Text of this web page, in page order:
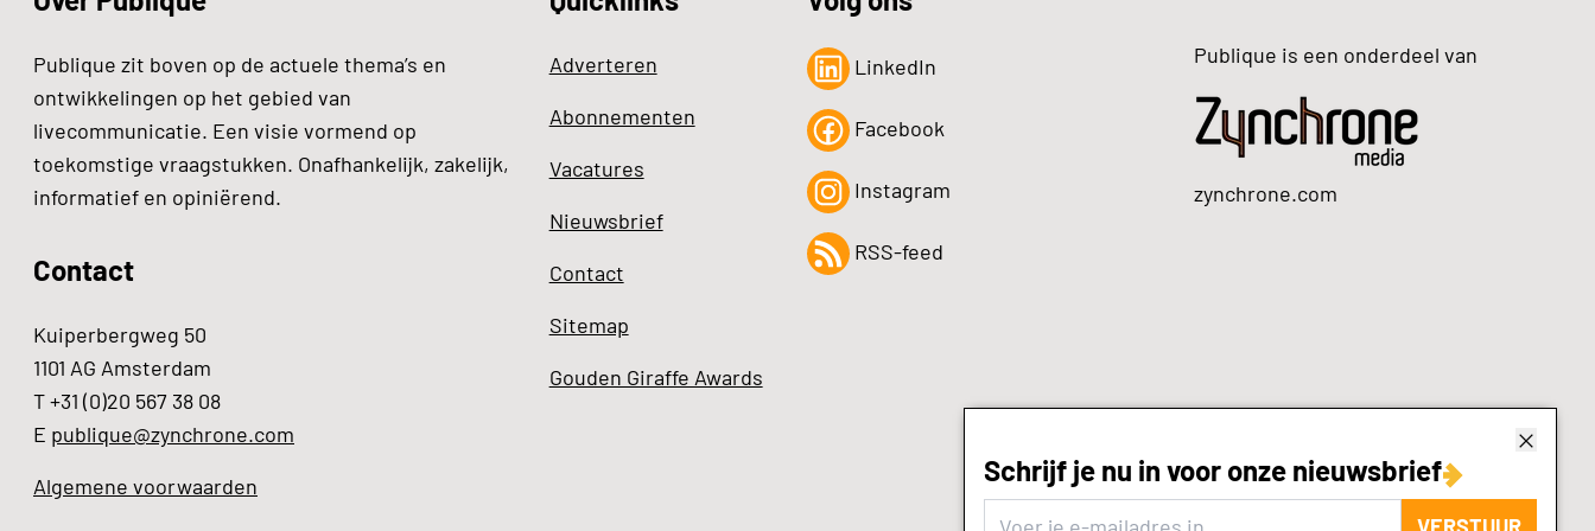
Schrijf je nu in voor onze nieuwsbrief
Publique zit boven op de actuele thema’s en
ontwikkelingen op het gebied van
livecommunicatie. Een visie vormend op
toekomstige vraagstukken. Onafhankelijk, zakelijk,
informatief en opiniërend.
Contact
Kuiperbergweg 50
1101 AG Amsterdam
T +31 (0)20 567 38 08
E publique@zynchrone.com
Algemene voorwaarden
Adverteren
Abonnementen
Vacatures
Nieuwsbrief
Contact
Sitemap
Gouden Giraffe Awards
LinkedIn
Facebook
Instagram
RSS-feed
Publique is een onderdeel van
zynchrone.com